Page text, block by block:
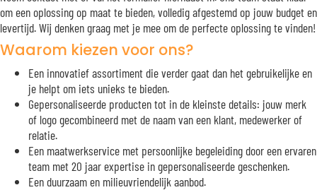
om een oplossing op maat te bieden, volledig afgestemd op jouw budget en
levertijd. Wij denken graag met je mee om de perfecte oplossing te vinden!
Waarom kiezen voor ons?
Een innovatief assortiment die verder gaat dan het gebruikelijke en
je helpt om iets unieks te bieden.
Gepersonaliseerde producten tot in de kleinste details: jouw merk
of logo gecombineerd met de naam van een klant, medewerker of
relatie.
Een maatwerkservice met persoonlijke begeleiding door een ervaren
team met 20 jaar expertise in gepersonaliseerde geschenken.
Een duurzaam en milieuvriendelijk aanbod.